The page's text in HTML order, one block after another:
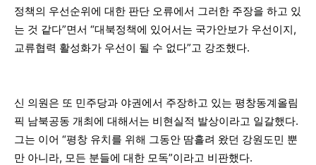
정책의 우선순위에 대한 판단 오류에서 그러한 주장을 하고 있
는 것 같다”면서 “대북정책에 있어서는 국가안보가 우선이지,
교류협력 활성화가 우선이 될 수 없다”고 강조했다.
신 의원은 또 민주당과 야권에서 주장하고 있는 평창동계올림
픽 남북공동 개최에 대해서는 비현실적 발상이라고 일갈했다.
그는 이어 “평창 유치를 위해 그동안 땀흘려 왔던 강원도민 뿐
만 아니라, 모든 분들에 대한 모독”이라고 비판했다.